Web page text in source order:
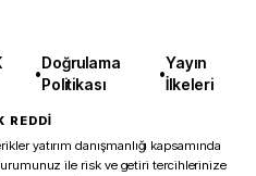
•
Doğrulama
Politikası
•
Yayın
İlkeleri
REDDİ
yatırım danışmanlığı kapsamında
ile risk ve getiri tercihlerinize